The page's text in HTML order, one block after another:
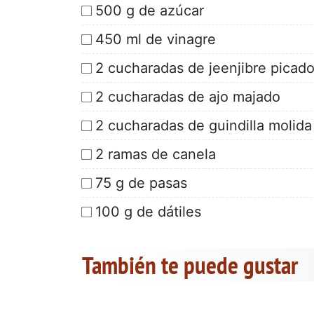
500 g de azúcar
450 ml de vinagre
2 cucharadas de jeenjibre
2 cucharadas de ajo majado
2 cucharadas de guindilla molida
2 ramas de canela
75 g de pasas
100 g de dátiles
También te puede gustar